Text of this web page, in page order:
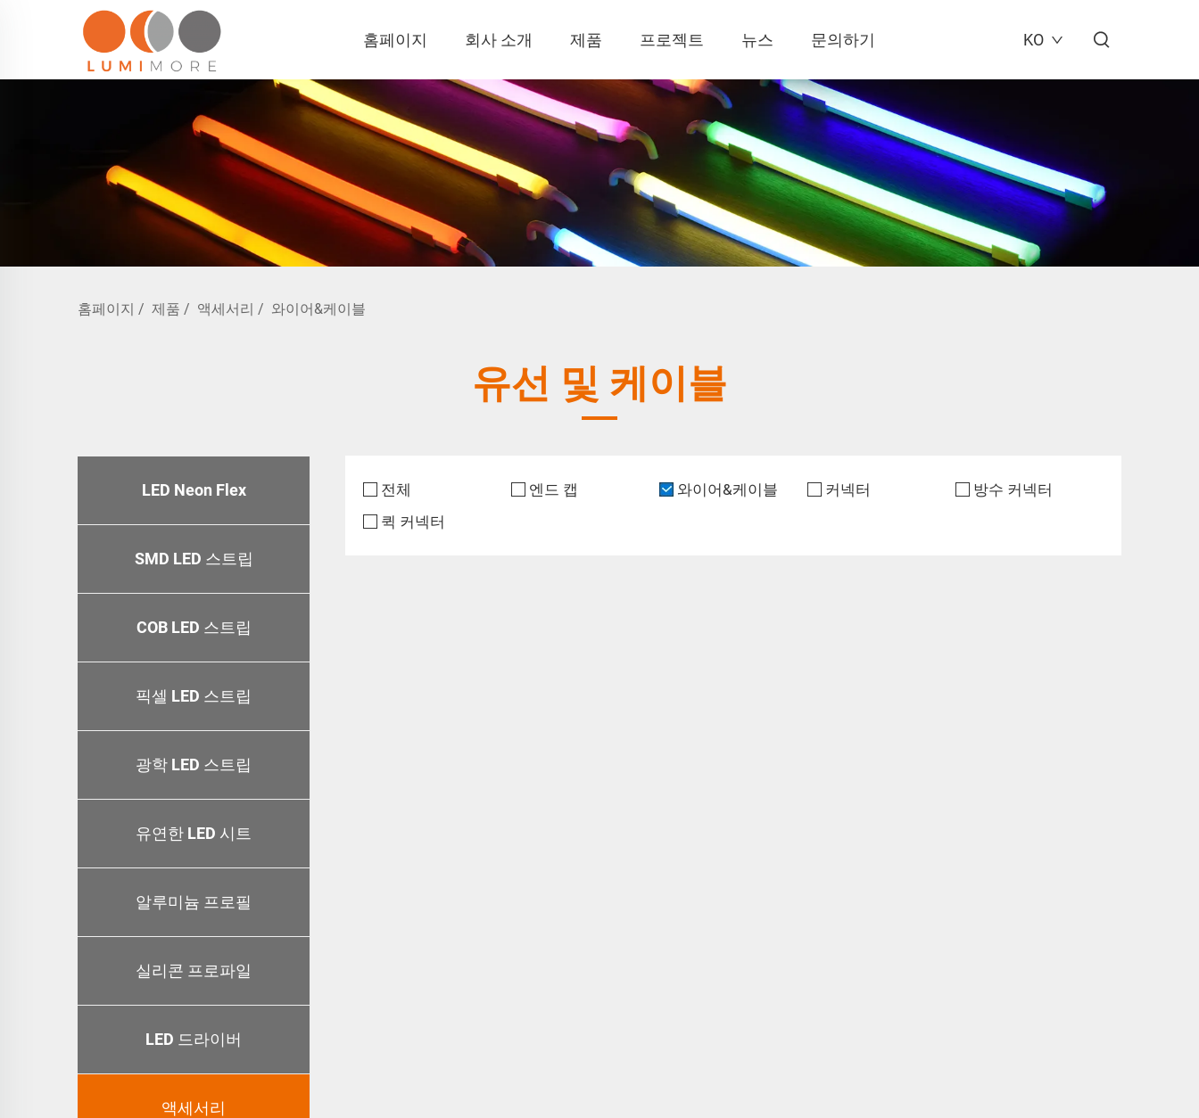
홈페이지 회사 소개 제품 프로젝트 뉴스 문의하기 KO
홈페이지 / 제품 / 액세서리 / 와이어&케이블
유선 및 케이블
LED Neon Flex
SMD LED 스트립
COB LED 스트립
픽셀 LED 스트립
광학 LED 스트립
유연한 LED 시트
알루미늄 프로필
실리콘 프로파일
LED 드라이버
액세서리
전체 엔드 캡 와이어&케이블 커넥터
방수 커넥터
퀵 커넥터